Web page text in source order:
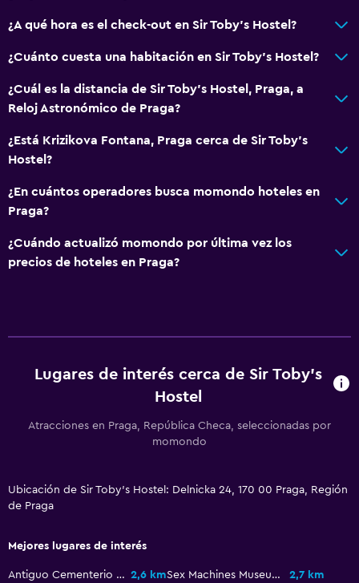
Baño compartido
Aseo
Baño privado
Actividades
Bicicletas
Juegos de mesa/rompecabezas
Sala de juegos
Accesibilidad y adecuación
Estacionamiento accesible
Almohada sin plumas
¿A qué hora es el check-out en Sir Toby's Hostel?
¿Cuánto cuesta una habitación en Sir Toby's Hostel?
¿Cuál es la distancia de Sir Toby's Hostel, Praga, a
Reloj Astronómico de Praga?
¿Está Krizikova Fontana, Praga cerca de Sir Toby's
Hostel?
¿En cuántos operadores busca momondo hoteles en
Praga?
¿Cuándo actualizó momondo por última vez los
precios de hoteles en Praga?
Lugares de interés cerca de Sir Toby's
Hostel
Atracciones en Praga, República Checa, seleccionadas por
momondo
Ubicación de Sir Toby's Hostel: Delnicka 24, 170 00 Praga, Región
de Praga
Mejores lugares de interés
Antiguo Cementerio Judío 2,6 km Sex Machines Museum
2,7 km